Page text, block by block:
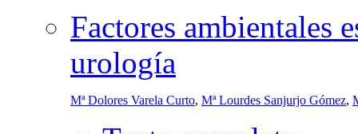
Factores ambientales
urología
Mª Dolores Varela Curto, Mª Lourdes Sanjurjo Gómez,